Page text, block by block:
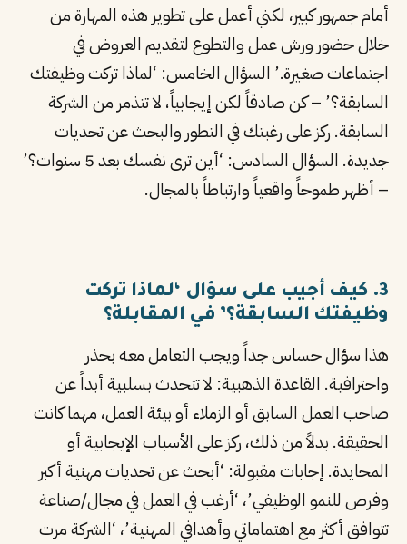
أمام جمهور كبير، لكني أعمل على تطوير هذه المهارة من
خلال حضور ورش عمل والتطوع لتقديم العروض في
اجتماعات صغيرة.’ السؤال الخامس: ‘لماذا تركت وظيفتك
السابقة؟’ – كن صادقاً لكن إيجابياً، لا تتذمر من الشركة
السابقة. ركز على رغبتك في التطور والبحث عن تحديات
جديدة. السؤال السادس: ‘أين ترى نفسك بعد 5 سنوات؟’
– أظهر طموحاً واقعياً وارتباطاً بالمجال.
3. كيف أجيب على سؤال ‘لماذا تركت
وظيفتك السابقة؟’ في المقابلة؟
هذا سؤال حساس جداً ويجب التعامل معه بحذر
واحترافية. القاعدة الذهبية: لا تتحدث بسلبية أبداً عن
صاحب العمل السابق أو الزملاء أو بيئة العمل، مهما كانت
الحقيقة. بدلاً من ذلك، ركز على الأسباب الإيجابية أو
المحايدة. إجابات مقبولة: ‘أبحث عن تحديات مهنية أكبر
وفرص للنمو الوظيفي’، ‘أرغب في العمل في مجال/صناعة
تتوافق أكثر مع اهتماماتي وأهدافي المهنية’، ‘الشركة مرت